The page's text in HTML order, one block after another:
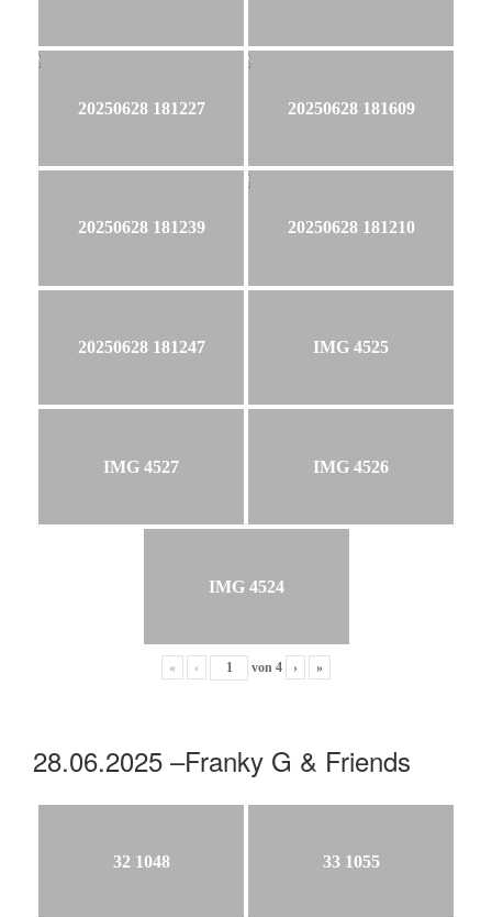
20250628 181227 20250628 181609
20250628 181239 20250628 181210
20250628 181247 IMG 4525
IMG 4527 IMG 4526
IMG 4524
« ‹ von 4 › »
28.06.2025 –Franky G & Friends
32 1048 33 1055